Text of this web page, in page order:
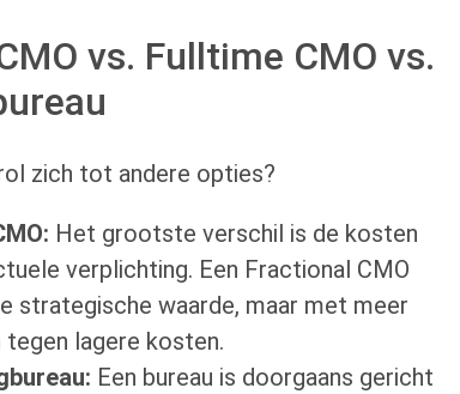
vs. Fulltime CMO vs.
zich tot andere opties?
Het grootste verschil is de kosten
verplichting. Een Fractional CMO
strategische waarde, maar met meer
lagere kosten.
Een bureau is doorgaans gericht